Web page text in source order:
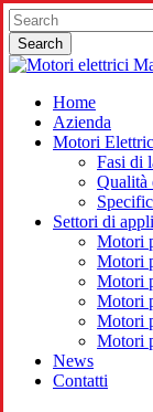
Skip
to
main
content
Search
Close
search
Menu
Home
Azienda
Motori
Fasi di
Qualità
Settori di
Motori
Motori
Motori
Motori
Motori
Motori
News
Contatti